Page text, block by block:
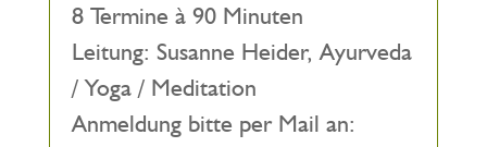
8 Termine à 90 Minuten
Leitung: Susanne Heider, Ayurveda
/ Yoga / Meditation
Anmeldung bitte per Mail an: